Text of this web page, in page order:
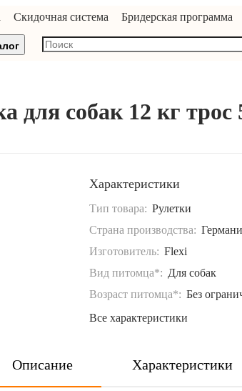
Скидочная система Бридерская программа
для собак 12 кг трос
Характеристики
Тип товара: Рулетки
Страна производства:
Изготовитель: Flexi
Вид питомца*: Для собак
Возраст питомца*: Без
Все характеристики
Описание Характеристики